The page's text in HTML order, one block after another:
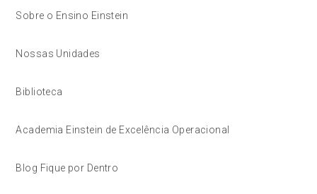
Sobre o Ensino Einstein
Nossas Unidades
Biblioteca
Academia Einstein de Excelência Operacional
Blog Fique por Dentro